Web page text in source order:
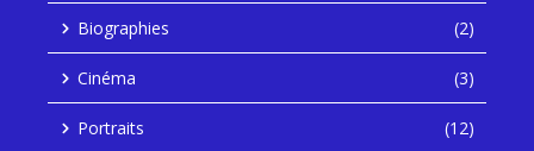
Biographies (2)
Cinéma (3)
Portraits (12)